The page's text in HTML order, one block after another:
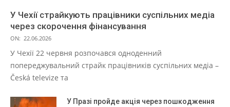
У Чехії страйкують працівники суспільних медіа
через скорочення фінансування
ON: 22.06.2026
У Чехії 22 червня розпочався одноденний
попереджувальний страйк працівників суспільних медіа –
Česká televize та
У Празі пройде акція через пошкодження